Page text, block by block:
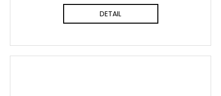
DETAIL